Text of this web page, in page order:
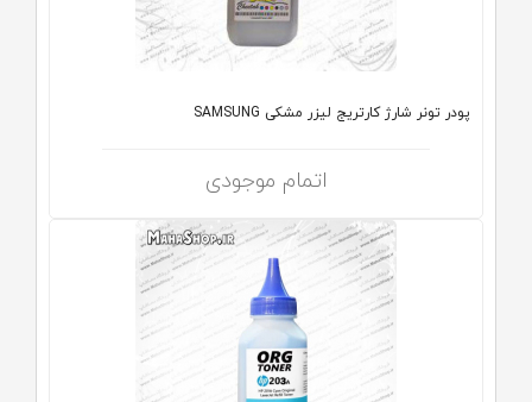
پودر تونر شارژ کارتریج لیزر مشکی SAMSUNG
اتمام موجودی